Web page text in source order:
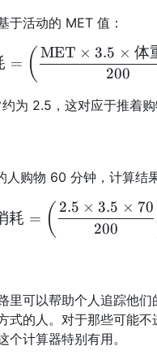
于活动的 MET 值：
= ( 200
MET × 3.5 × 体
为 2.5，这对应于推着购
购物 60 分钟，计算结
耗 = ( 200
2.5 × 3.5 × 70
里可以帮助个人追踪他
式的人。对于那些可能
个计算器特别有用。